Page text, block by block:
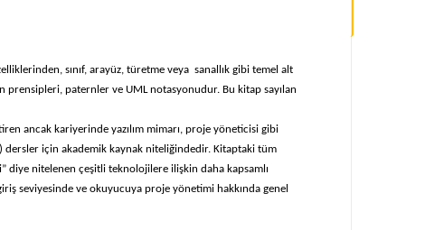
sınıf, arayüz, türetme veya sanallık gibi temel alt
prensipleri, paternler ve UML notasyonudur. Bu kitap sayılan
ancak kariyerinde yazılım mimarı, proje yöneticisi gibi
dersler için akademik kaynak niteliğindedir. Kitaptaki tüm
diye nitelenen çeşitli teknolojilere ilişkin daha kapsamlı
seviyesinde ve okuyucuya proje yönetimi hakkında genel